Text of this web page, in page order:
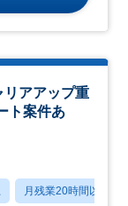
アアップ重
ト案件あ
月残業20時間以内